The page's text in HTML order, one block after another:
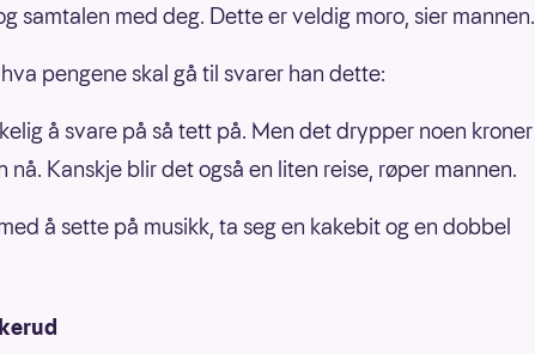
samtalen med deg. Dette er veldig moro, sier mannen.
pengene skal gå til svarer han dette:
å svare på så tett på. Men det drypper noen kroner
nå. Kanskje blir det også en liten reise, røper mannen.
å sette på musikk, ta seg en kakebit og en dobbel